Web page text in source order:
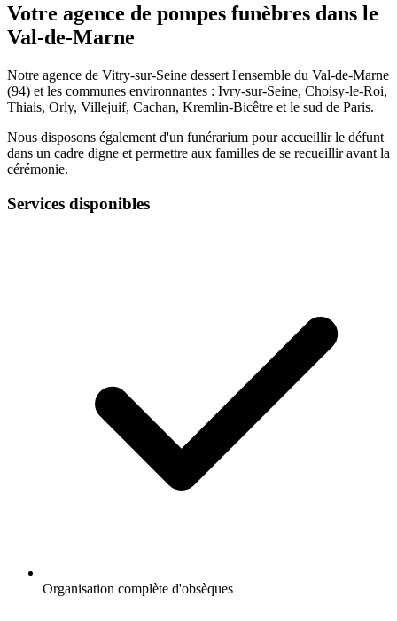
Votre agence de pompes funèbres dans le
Val-de-Marne
Notre agence de Vitry-sur-Seine dessert l'ensemble du Val-de-Marne
(94) et les communes environnantes : Ivry-sur-Seine, Choisy-le-Roi,
Thiais, Orly, Villejuif, Cachan, Kremlin-Bicêtre et le sud de Paris.
Nous disposons également d'un funérarium pour accueillir le défunt
dans un cadre digne et permettre aux familles de se recueillir avant la
cérémonie.
Services disponibles
Organisation complète d'obsèques